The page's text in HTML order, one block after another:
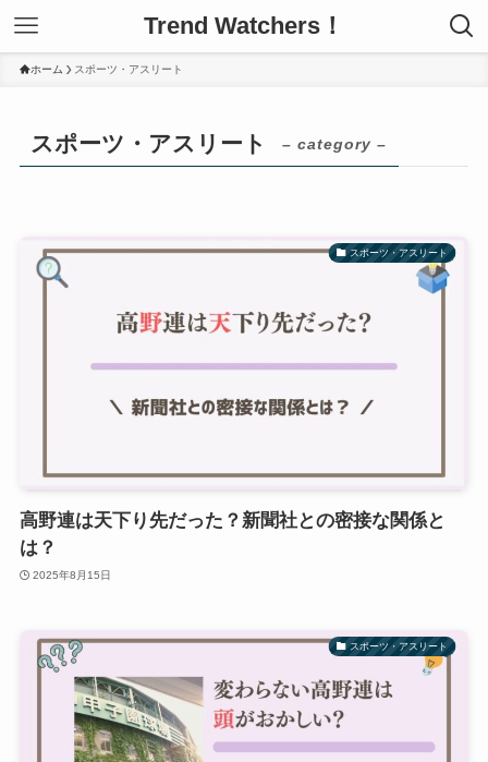
Trend Watchers！
ホーム スポーツ・アスリート
スポーツ・アスリート – category –
スポーツ・アスリート
高野連は天下り先だった？新聞社との密接な関係と
は？
2025年8月15日
スポーツ・アスリート